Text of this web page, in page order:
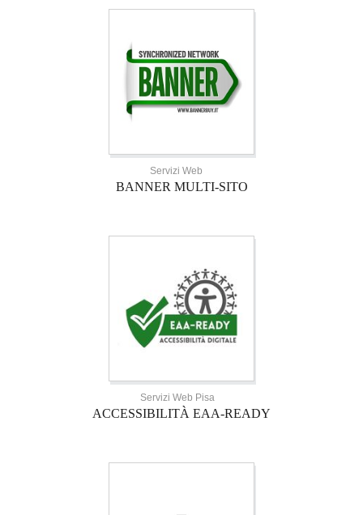
Servizi Web
BANNER MULTI-SITO
Servizi Web Pisa
ACCESSIBILITÀ EAA-READY